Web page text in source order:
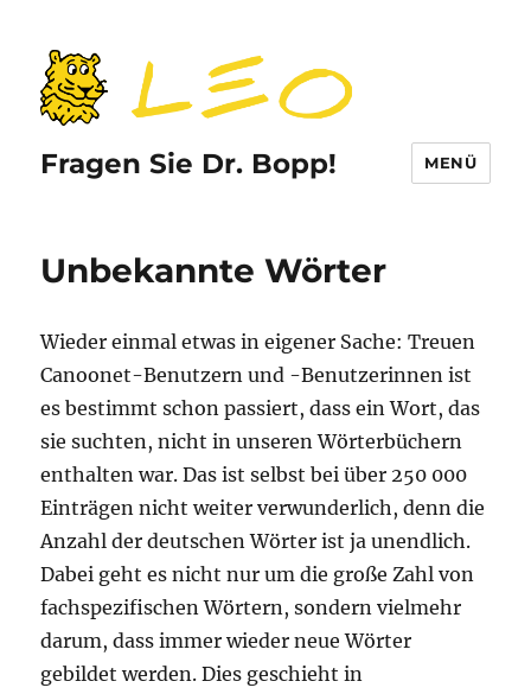
Fragen Sie Dr. Bopp! MENÜ
Unbekannte Wörter
Wieder einmal etwas in eigener Sache: Treuen
Canoonet-Benutzern und -Benutzerinnen ist
es bestimmt schon passiert, dass ein Wort, das
sie suchten, nicht in unseren Wörterbüchern
enthalten war. Das ist selbst bei über 250 000
Einträgen nicht weiter verwunderlich, denn die
Anzahl der deutschen Wörter ist ja unendlich.
Dabei geht es nicht nur um die große Zahl von
fachspezifischen Wörtern, sondern vielmehr
darum, dass immer wieder neue Wörter
gebildet werden. Dies geschieht in